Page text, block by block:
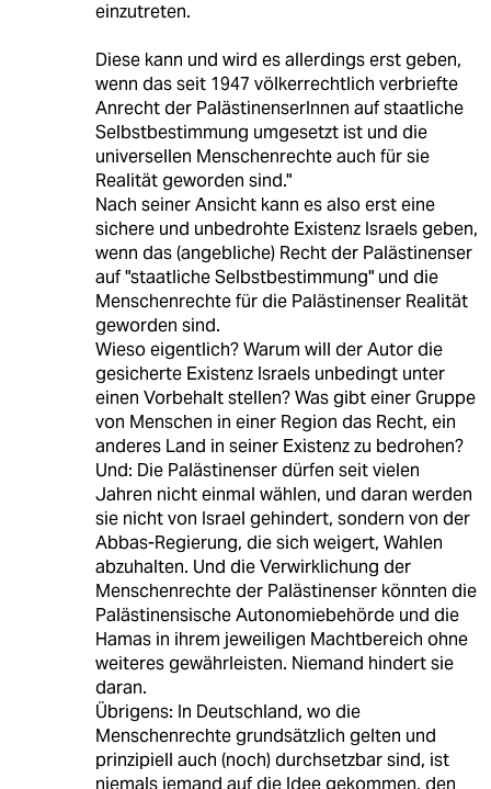
einzutreten.
Diese kann und wird es allerdings erst geben,
wenn das seit 1947 völkerrechtlich verbriefte
Anrecht der PalästinenserInnen auf staatliche
Selbstbestimmung umgesetzt ist und die
universellen Menschenrechte auch für sie
Realität geworden sind."
Nach seiner Ansicht kann es also erst eine
sichere und unbedrohte Existenz Israels geben,
wenn das (angebliche) Recht der Palästinenser
auf "staatliche Selbstbestimmung" und die
Menschenrechte für die Palästinenser Realität
geworden sind.
Wieso eigentlich? Warum will der Autor die
gesicherte Existenz Israels unbedingt unter
einen Vorbehalt stellen? Was gibt einer Gruppe
von Menschen in einer Region das Recht, ein
anderes Land in seiner Existenz zu bedrohen?
Und: Die Palästinenser dürfen seit vielen
Jahren nicht einmal wählen, und daran werden
sie nicht von Israel gehindert, sondern von der
Abbas-Regierung, die sich weigert, Wahlen
abzuhalten. Und die Verwirklichung der
Menschenrechte der Palästinenser könnten die
Palästinensische Autonomiebehörde und die
Hamas in ihrem jeweiligen Machtbereich ohne
weiteres gewährleisten. Niemand hindert sie
daran.
Übrigens: In Deutschland, wo die
Menschenrechte grundsätzlich gelten und
prinzipiell auch (noch) durchsetzbar sind, ist
niemals jemand auf die Idee gekommen, den